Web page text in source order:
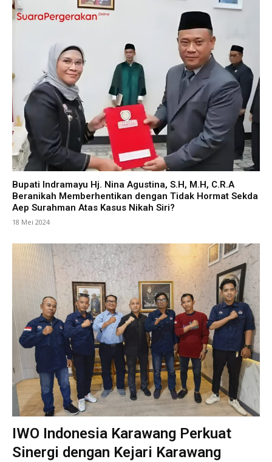
Bupati Indramayu Hj. Nina Agustina, S.H, M.H, C.R.A
Beranikah Memberhentikan dengan Tidak Hormat Sekda
Aep Surahman Atas Kasus Nikah Siri?
18 Mei 2024
IWO Indonesia Karawang Perkuat
Sinergi dengan Kejari Karawang